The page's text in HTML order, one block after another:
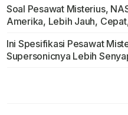
Soal Pesawat Misterius,
Amerika, Lebih Jauh,
Ini Spesifikasi Pesawat
Supersonicnya Lebih